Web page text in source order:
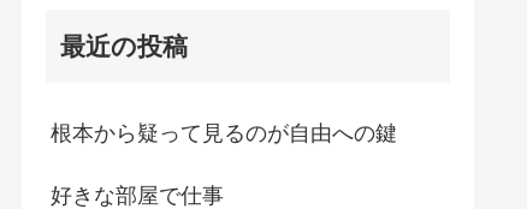
最近の投稿
根本から疑って見るのが自由への鍵
好きな部屋で仕事